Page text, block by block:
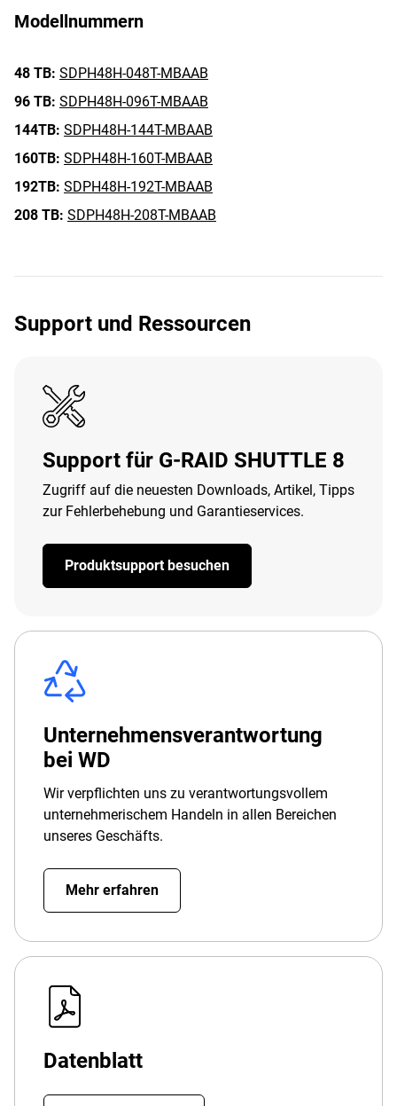
Modellnummern
48 TB: SDPH48H-048T-MBAAB
96 TB: SDPH48H-096T-MBAAB
144TB: SDPH48H-144T-MBAAB
160TB: SDPH48H-160T-MBAAB
192TB: SDPH48H-192T-MBAAB
208 TB: SDPH48H-208T-MBAAB
Support und Ressourcen
Support für G-RAID SHUTTLE 8
Zugriff auf die neuesten Downloads, Artikel, Tipps
zur Fehlerbehebung und Garantieservices.
Produktsupport besuchen
Unternehmensverantwortung
bei WD
Wir verpflichten uns zu verantwortungsvollem
unternehmerischem Handeln in allen Bereichen
unseres Geschäfts.
Mehr erfahren
Datenblatt